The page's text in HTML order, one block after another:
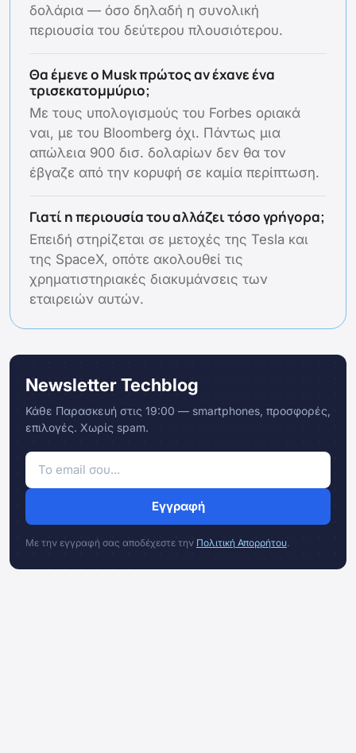
δολάρια — όσο δηλαδή η συνολική
περιουσία του δεύτερου πλουσιότερου.
Θα έμενε ο Musk πρώτος αν έχανε ένα
τρισεκατομμύριο;
Με τους υπολογισμούς του Forbes οριακά
ναι, με του Bloomberg όχι. Πάντως μια
απώλεια 900 δισ. δολαρίων δεν θα τον
έβγαζε από την κορυφή σε καμία περίπτωση.
Γιατί η περιουσία του αλλάζει τόσο γρήγορα;
Επειδή στηρίζεται σε μετοχές της Tesla και
της SpaceX, οπότε ακολουθεί τις
χρηματιστηριακές διακυμάνσεις των
εταιρειών αυτών.
Newsletter Techblog
Κάθε Παρασκευή στις 19:00 — smartphones, προσφορές,
επιλογές. Χωρίς spam.
Εγγραφή
Με την εγγραφή σας αποδέχεστε την Πολιτική Απορρήτου.